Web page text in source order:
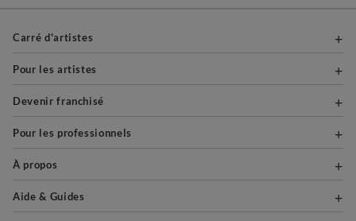
Carré d'artistes
Pour les artistes
Devenir franchisé
Pour les professionnels
À propos
Aide & Guides